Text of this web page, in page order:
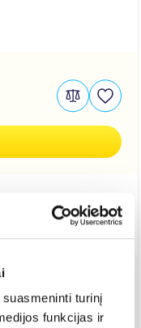
turinį
funkcijas ir